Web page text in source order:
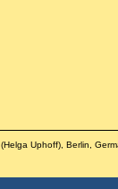
(Helga Uphoff), Berlin,